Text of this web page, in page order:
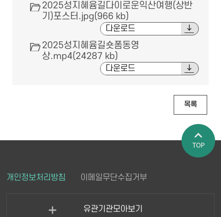
2025성지혜윰길다이로운익산여행(상반
기)포스터.jpg(966 kb)
다운로드
2025성지혜윰길숏폼동영
상.mp4(24287 kb)
다운로드
목록
개인정보처리방침 이메일무단수집거부
유관기관모아보기